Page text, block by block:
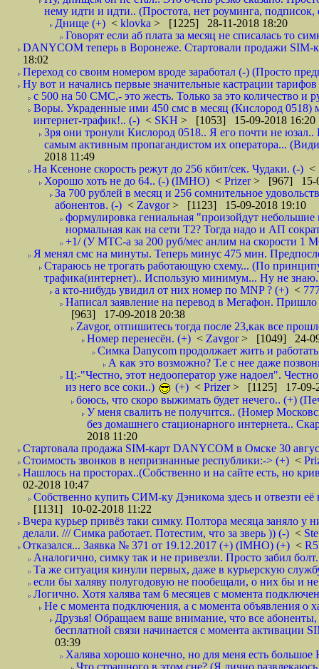
нему идти и идти.. (Простота, нет роуминга,
Днище (+) < klovka > [1225] 28-11-2018 18:20
Говорят если аб плата за месяц не списалась то
DANYCOM теперь в Воронеже. Стартовали продажи SIM-
18:02
Переход со своим номером вроде заработал (-) (Просто
Ну вот и начались первые значительные кастрации
с 500 на 50 СМС,- это жесть. Только за это количество и
Воры. Украденные ими 450 смс в месяц (Кислород 0518)
интернет-трафик!.. (-) < SKH > [1053] 15-09-2018 16:20
Зря они тронули Кислород 0518.. Я его почти не
самым активным пропагандистом их оператора...
2018 11:49
На Ксеноне скорость режут до 256 кбит/сек. Чудаки. (-) <
Хорошо хоть не до 64.. (-) (IMHO) < Prizer> [967] 15-
За 700 рублей в месяц и 256 сомнительное
абонентов. (-) < Zavgor> [1123] 15-09-2018 19:10
формулировка гениальная "произойдут небольшие
нормальная как на сети Т2? Тогда надо и АП
+1/ (У МТС-а за 200 руб/мес анлим на скорости 1
Я менял смс на минуты. Теперь минус 475 мин.
Стараюсь не трогать работающую схему... (По
трафика(интернет).. Использую минимум... Ну не
а кто-нибудь увидил от них номер по MNP ? (+) <
Написал заявление на перевод в Мегафон.
[963] 17-09-2018 20:38
Zavgor, отпишитесь тогда после 23,как все
Номер перенесён. (+) < Zavgor> [1049] 24-
Симка Danycom продолжает жить и
А как это возможно? Т.е с нее даже
Ц:-"Честно, этот недооператор уже надоел".
из него все соки..)
(+) < Prizer> [1125] 17-09-
боюсь, что скоро выжимать будет нечего.. (+)
У меня свалить не получится.. (Номер
без домашнего стационарного интернета..
2018 11:20
Стартовала продажа SIM-карт DANYCOM в Омске 30
Стоимость звонков в непризнанные республики:-> (+) <
Нашлось на просторах..(Собственно и на сайте есть, но
02-2018 10:47
Собственно купить СИМ-ку Дэникома здесь и отвезти
[1131] 10-02-2018 11:22
Вчера курьер привёз таки симку. Полтора месяца заняло
делали. /// Симка работает. Потестим, что за зверь )) (-) <
Отказался... Заявка № 371 от 19.12.2017 (+) (IMHO) (+) <
Аналогично, симку так и не привезли. Просто забил
Та же ситуация кинули первых, даже в курьерскую
если бы халяву полугодовую не пообещали, о них бы и
Логично. Хотя халява там 6 месяцев с момента
Не с момента подключения, а с момента объявления о
Друзья! Обращаем ваше внимание, что все
бесплатной связи начинается с момента
03:39
Халява хорошо конечно, но для меня есть
Что страшного в этом сне? (Я лично